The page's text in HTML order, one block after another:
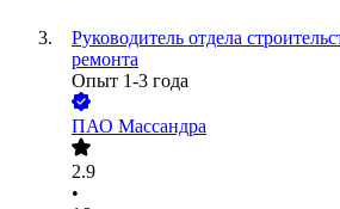
Руководитель отдела
ремонта
Опыт 1-3 года
ПАО Массандра
2.9
•